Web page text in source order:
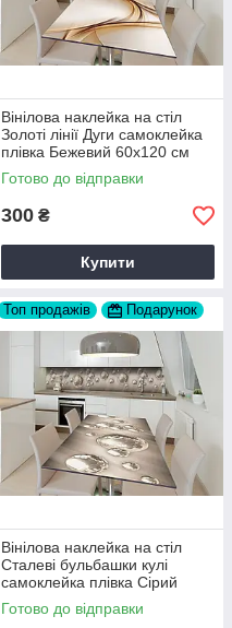
Вінілова наклейка на стіл
Золоті лінії Дуги самоклейка
плівка Бежевий 60х120 см
Happy Pocket Z182331
Готово до відправки
300 ₴
Купити
Топ продажів Подарунок
Вінілова наклейка на стіл
Сталеві бульбашки кулі
самоклейка плівка Сірий
60х120 см Happy Pocket
Z182351
Готово до відправки